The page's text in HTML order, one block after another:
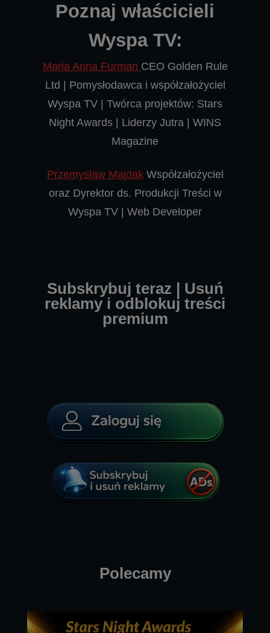
Poznaj właścicieli
Wyspa TV:
Maria Anna Furman CEO Golden Rule
Ltd | Pomysłodawca i współzałożyciel
Wyspa TV | Twórca projektów: Stars
Night Awards | Liderzy Jutra | WINS
Magazine
Przemysław MajdakWspółzałożyciel
oraz Dyrektor ds. Produkcji Treści w
Wyspa TV | Web Developer
Subskrybuj teraz | Usuń
reklamy i odblokuj treści
premium
Polecamy